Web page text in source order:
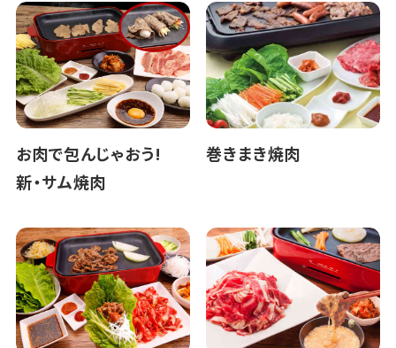
お肉で包んじゃおう!
新・サム焼肉
巻きまき焼肉